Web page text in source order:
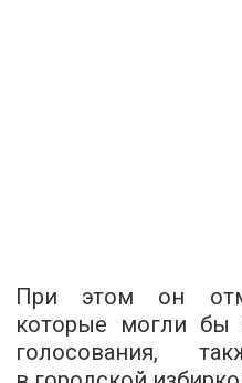
При этом он
которые могли бы
голосования,